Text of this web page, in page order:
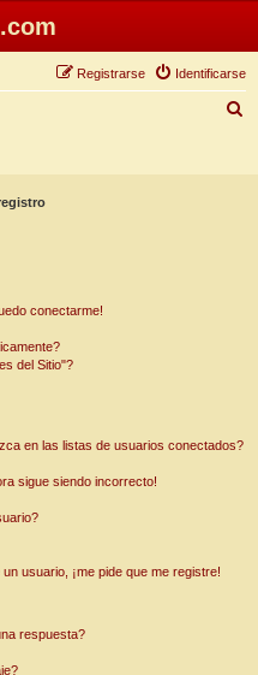
Identificarse
Registrarse
conectarme!
del Sitio"?
en las listas de usuarios conectados?
sigue siendo incorrecto!
usuario, ¡me pide que me registre!
respuesta?